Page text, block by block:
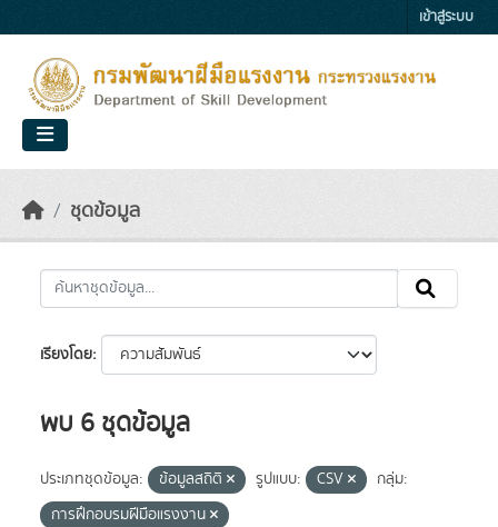
เข้าสู่ระบบ
ชุดข้อมูล
เรียงโดย
พบ 6 ชุดข้อมูล
ประเภทชุดข้อมูล: ข้อมูลสถิติ รูปแบบ: CSV
กลุ่ม:
การฝึกอบรมฝีมือแรงงาน